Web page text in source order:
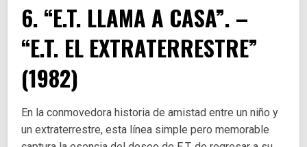
6. “E.T. LLAMA A CASA”. –
“E.T. EL EXTRATERRESTRE”
(1982)
En la conmovedora historia de amistad entre un niño y
un extraterrestre, esta línea simple pero memorable